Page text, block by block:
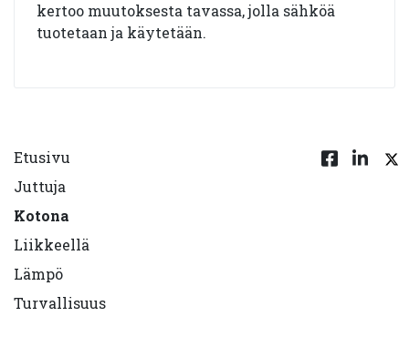
kertoo muutoksesta tavassa, jolla sähköä
tuotetaan ja käytetään.
Etusivu
Juttuja
Kotona
Liikkeellä
Lämpö
Turvallisuus